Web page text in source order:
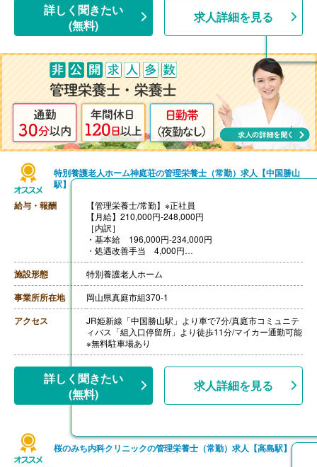
詳しく聞きたい
(無料)
求人詳細を見る
特別養護老人ホーム神庭荘の管理栄養士（常勤）求人【中国勝山
駅】
給与・報酬
【管理栄養士/常勤】※正社員
【月給】210,000円-248,000円
［内訳］
・基本給 196,000円-234,000円
・処遇改善手当 4,000円
・管理栄養士手当 10,000円
［その他手当］
・早番手当 500円/回※調理補助応援で06:00-15:00勤務
をした場合
【賞与】年2回（計4.20ヶ月分）※前年度実績
【通勤手当】あり（上限25,000円/月）
【昇給】あり（1月あたり3,000円-4,000円）※前年度実
績
【退職金】あり※勤続年数不問、共済加入
施設形態 特別養護老人ホーム
事業所所在地 岡山県真庭市組370-1
アクセス
JR姫新線「中国勝山駅」より車で7分/真庭市コミュニテ
ィバス「組入口停留所」より徒歩11分/マイカー通勤可能
※無料駐車場あり
詳しく聞きたい
(無料)
求人詳細を見る
桜のみち内科クリニックの管理栄養士（常勤）求人【高島駅】